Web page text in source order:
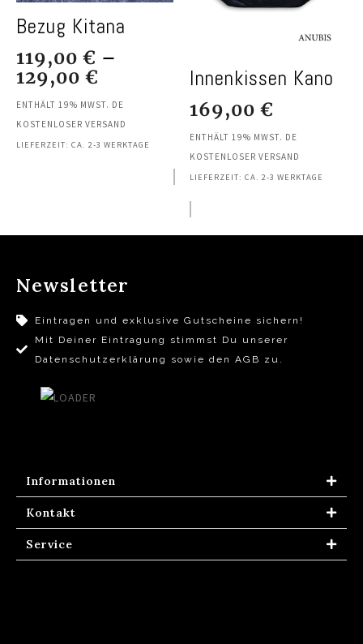
Bezug Kitana
119,00 € –
129,00 €
ENTHÄLT 19% MWST. DE
KOSTENLOSER VERSAND
LIEFERZEIT: CA. 2-3 WERKTAGE
Innenkissen Kano
169,00 €
ENTHÄLT 19% MWST. DE
KOSTENLOSER VERSAND
LIEFERZEIT: CA. 2-3 WERKTAGE
Newsletter
Eintragen und exklusive Gutscheine sichern!
Mit Deiner Eintragung stimmst Du unserer
Datenschutzerklärung sowie den AGB zu.
Informationen
Kontakt
Service